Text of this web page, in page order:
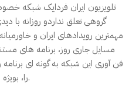
تلویزیون ایران فردایک شبکه
گروهی تعلق نداردو روزانه با
مسایل جاری روز، برنامه های
فن آوری این شبکه به گونه ای
را، بویژه از میان جوانان، به خود جذب کنند.